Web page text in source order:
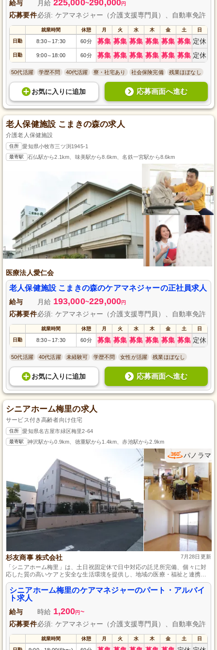
給与 月給 225,000~290,000円
応募要件必須: ケアマネジャー（介護支援専門員）、自動車免許
就業時間 休憩 月 火 水 木 金 土 日
日勤 8:30～ 17:30 60分 募集 募集 募集 募集 募集 募集 定休
日勤 9:00～ 18:00 60分 募集 募集 募集 募集 募集 募集 定休
50代活躍 学歴不問 40代活躍 寮・社宅あり 社会保険完備 残業ほぼなし
お気に入り に追加 応募画面へ進む
老人保健施設 こまきの森の求人
介護老人保健施設
住所 愛知県小牧市三ツ渕1945-1
最寄駅 石仏駅から2.1km、味美駅から8.6km、名鉄一宮駅から8.6km
医療法人愛仁会
老人保健施設 こまきの森のケアマネジャーの正社員求人
給与 月給 193,000~229,000円
応募要件必須: ケアマネジャー（介護支援専門員）、自動車免許
就業時間 休憩 月 火 水 木 金 土 日
日勤 8:30～ 17:30 60分 募集 募集 募集 募集 募集 募集 定休
50代活躍 40代活躍 未経験可 学歴不問 女性が活躍 残業ほぼなし
お気に入り に追加 応募画面へ進む
シニアホーム梅里の求人
サービス付き高齢者向け住宅
住所 愛知県名古屋市緑区梅里2-64
最寄駅 神沢駅から0.9km、徳重駅から1.4km、赤池駅から2.9km
パノラマ
杉友商事 株式会社 7月28日更新
「シニアホーム梅里」は、土日祝固定休で日中対応の託児所完備、個々に対
応した質の高いケアと安全な生活環境を提供し、地域の医療・福祉と連携し
たサポートを行い、利用者さまが自立した生活を実現できる施設です。
シニアホーム梅里のケアマネジャーのパート・アルバイ
ト求人
給与 時給 1,200円 ~
応募要件必須: ケアマネジャー（介護支援専門員）、自動車免許
就業時間 休憩 月 火 水 木 金 土 日